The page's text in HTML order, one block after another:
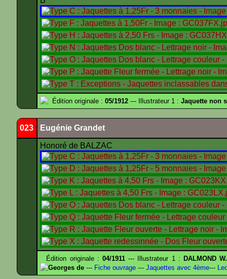
Édition originale : 05/1912 --- Illustrateur 1 : Jaquette non
023 Eugénie Grandet
Honoré de BALZAC
Édition originale :04/1911 --- Illustrateur 1 : DALMOND W.
Georges de --- Fiche ouvrage --- Jaquettes avec 4ème---